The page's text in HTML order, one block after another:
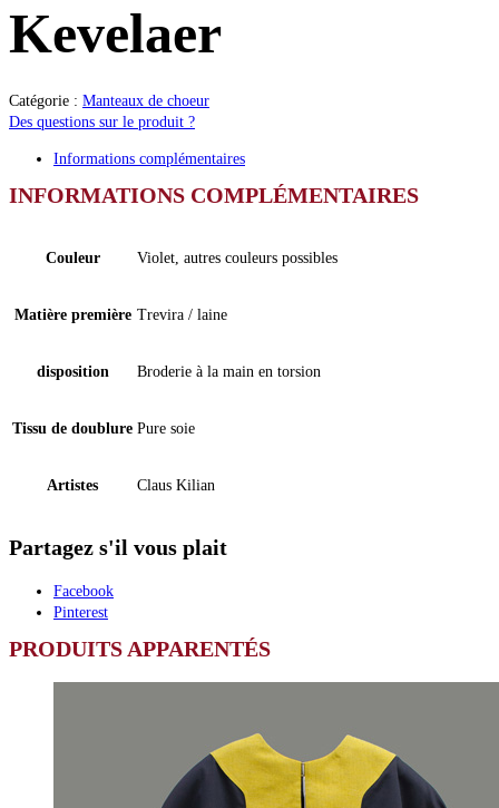
Kevelaer
Catégorie : Manteaux de choeur
Des questions sur le produit ?
Informations complémentaires
INFORMATIONS COMPLÉMENTAIRES
Couleur Violet, autres couleurs possibles
Matière première Trevira / laine
disposition Broderie à la main en torsion
Tissu de doublure Pure soie
Artistes Claus Kilian
Partagez s'il vous plait
Facebook
Pinterest
PRODUITS APPARENTÉS